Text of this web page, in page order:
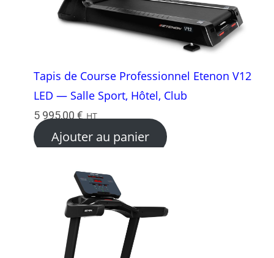
Tapis de Course Professionnel Etenon V12
LED — Salle Sport, Hôtel, Club
5 995,00 € HT
Ajouter au panier